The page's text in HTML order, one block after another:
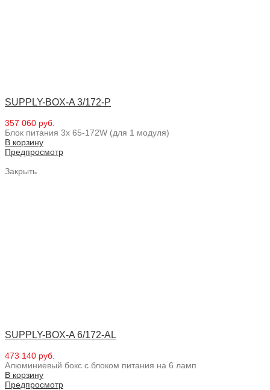
SUPPLY-BOX-A 3/172-P
357 060 руб.
Блок питания 3x 65-172W (для 1 модуля)
В корзину
Предпросмотр
Закрыть
SUPPLY-BOX-A 6/172-AL
473 140 руб.
Алюминиевый бокс с блоком питания на 6 ламп
В корзину
Предпросмотр